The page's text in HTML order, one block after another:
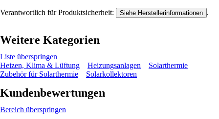
Verantwortlich für Produktsicherheit: Siehe Herstellerinformationen .
Weitere Kategorien
Liste überspringen
Heizen, Klima & Lüftung
Heizungsanlagen
Solarthermie
Zubehör für Solarthermie
Solarkollektoren
Kundenbewertungen
Bereich überspringen